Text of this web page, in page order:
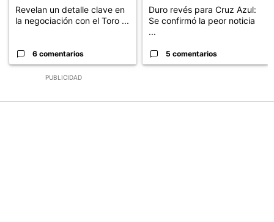
PUBLICIDAD
Revelan un detalle clave en
la negociación con el Toro ...
6 comentarios
Duro revés para Cruz Azul:
Se confirmó la peor noticia
...
5 comentarios